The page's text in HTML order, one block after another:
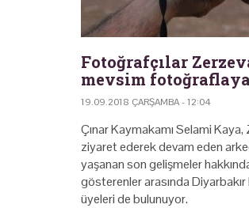
Fotoğrafçılar
mevsim
19.09.2018 ÇARŞAMBA - 12:04
Çınar Kaymakamı Selami
ziyaret ederek devam eden
yaşanan son gelişmeler
gösterenler arasında
üyeleri de bulunuyor.